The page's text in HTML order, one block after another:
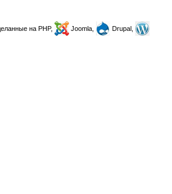
на PHP, Joomla,
Drupal,